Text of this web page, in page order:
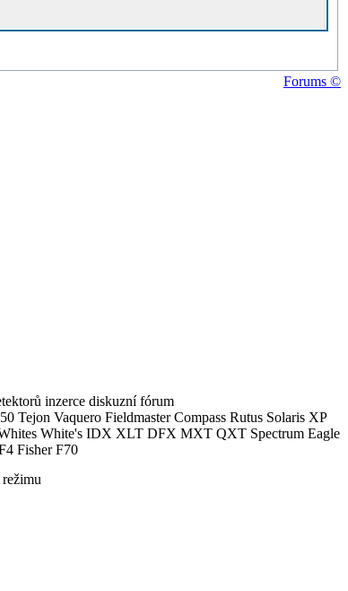
Forums ©
inzerce diskuzní fórum
Tejon Vaquero Fieldmaster Compass Rutus Solaris XP
White's IDX XLT DFX MXT QXT Spectrum Eagle
Fisher F70